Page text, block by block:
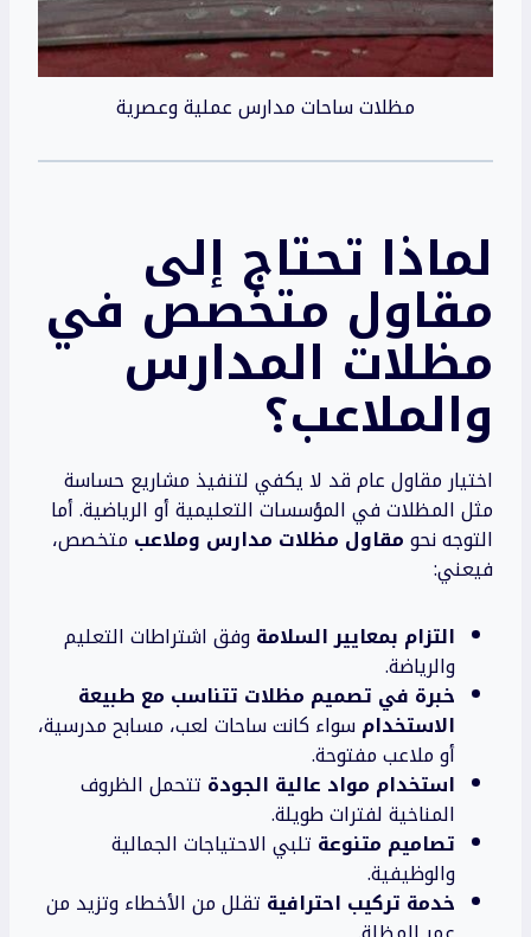
مظلات ساحات مدارس عملية وعصرية
لماذا تحتاج إلى
مقاول متخصص في
مظلات المدارس
والملاعب؟
اختيار مقاول عام قد لا يكفي لتنفيذ مشاريع حساسة
مثل المظلات في المؤسسات التعليمية أو الرياضية. أما
التوجه نحومقاول مظلات مدارس وملاعب متخصص،
فيعني:
التزام بمعايير السلامةوفق اشتراطات التعليم
والرياضة.
خبرة في تصميم مظلات تتناسب مع طبيعة
الاستخدامسواء كانت ساحات لعب، مسابح مدرسية،
أو ملاعب مفتوحة.
استخدام مواد عالية الجودة تتحمل الظروف
المناخية لفترات طويلة.
تصاميم متنوعة تلبي الاحتياجات الجمالية
والوظيفية.
خدمة تركيب احترافية تقلل من الأخطاء وتزيد من